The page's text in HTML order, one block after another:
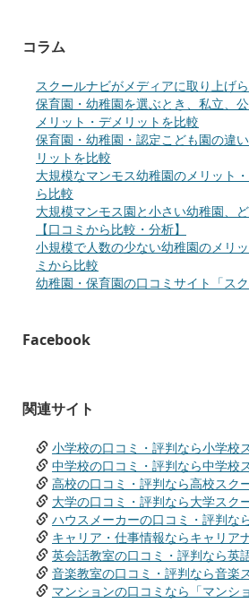
コラム
スクールナビがメディアに取り上げ
保育園・幼稚園を選ぶとき、私立、
メリット・デメリットを比較
保育園・幼稚園・認定こども園の違
リットを比較
大規模なマンモス幼稚園のメリット
ら比較
大規模マンモス園と小さい幼稚園、
【口コミから比較・分析】
小規模で人数の少ない幼稚園のメリ
ミから比較
幼稚園・保育園の口コミサイト「ス
Facebook
関連サイト
小学校の口コミ・評判なら小学校
中学校の口コミ・評判なら中学校
高校の口コミ・評判なら高校スク
大学の口コミ・評判なら大学スク
ハウスメーカーの口コミ・評判な
キャリア・仕事情報ならキャリア
英会話教室の口コミ・評判なら英
音楽教室の口コミ・評判なら音楽
マンションの口コミなら「マンシ